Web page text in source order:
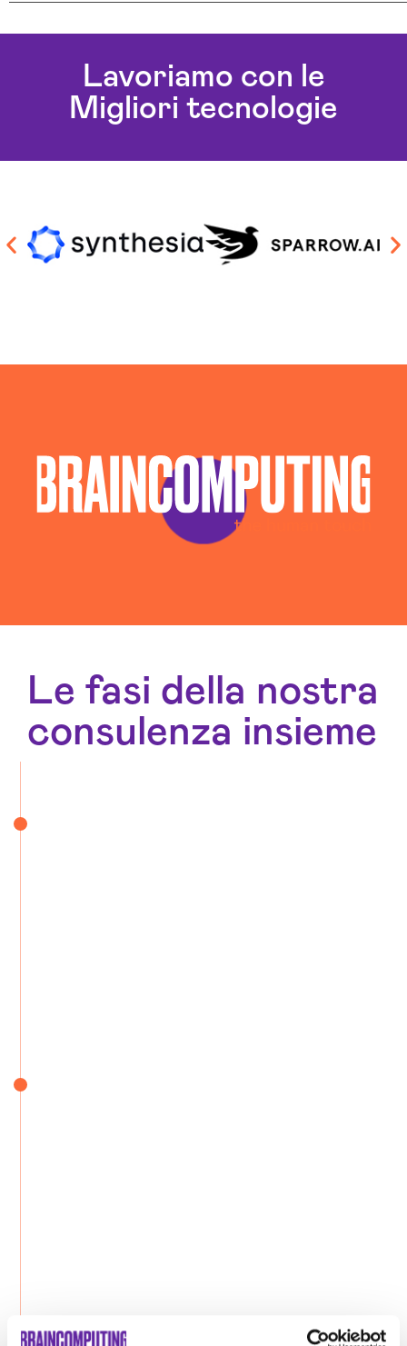
Aziende Intelligenza Artificiale Modena
Consulenza Chatbot Ai Modena
Soluzioni Blockchain Modena
Sviluppo Chatbot Ai Modena
Lavoriamo con le
Migliori tecnologie
Le fasi della nostra
consulenza insieme